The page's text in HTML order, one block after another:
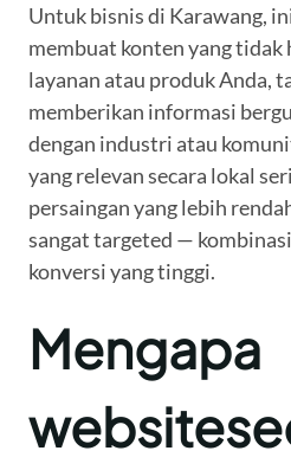
Untuk bisnis di Karawang,
membuat konten yang tidak
layanan atau produk Anda,
memberikan informasi
dengan industri atau
yang relevan secara lokal
persaingan yang lebih
sangat targeted —
konversi yang tinggi.
Mengapa